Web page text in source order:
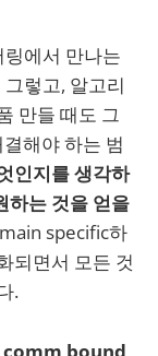
에서 만나는
렇고, 알고리
만들 때도 그
해야 하는 범
인지를 생각하
하는 것을 얻을
specific하
되면서 모든 것
.
bound,